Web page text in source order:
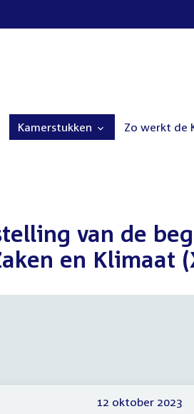
Kamerstukken Zo werkt de
van de
en Klimaat
12 oktober 2023